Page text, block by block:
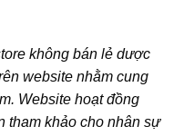
không bán lẻ dược
website nhằm cung
Website hoạt đồng
tham khảo cho nhân sự